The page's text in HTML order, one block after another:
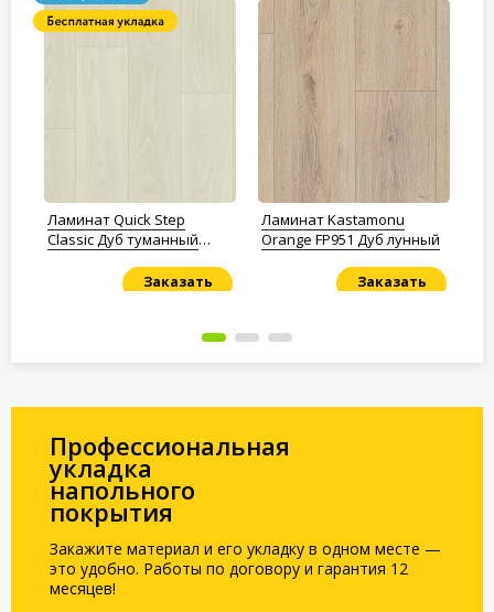
Ламинат Quick Step
Classic Дуб туманный
Заказать
Ламинат Kastamonu
Orange FP951 Дуб лунный
Заказать
Профессиональная
укладка
напольного
покрытия
Закажите материал и его укладку в одном месте —
это удобно. Работы по договору и гарантия 12
месяцев!